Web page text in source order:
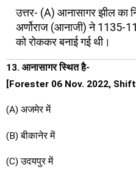
उत्तर- (A) आनासागर झील का
अर्णोराज (आनाजी) ने 1135-
को रोककर बनाई गई थी।
13. आनासागर स्थित है-
[Forester 06 Nov. 2022,
(A) अजमेर में
(B) बीकानेर में
(C) उदयपुर में